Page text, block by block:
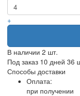
+
В наличии 2 шт.
Под заказ 10 дней 36
Способы доставки
Оплата:
при получении